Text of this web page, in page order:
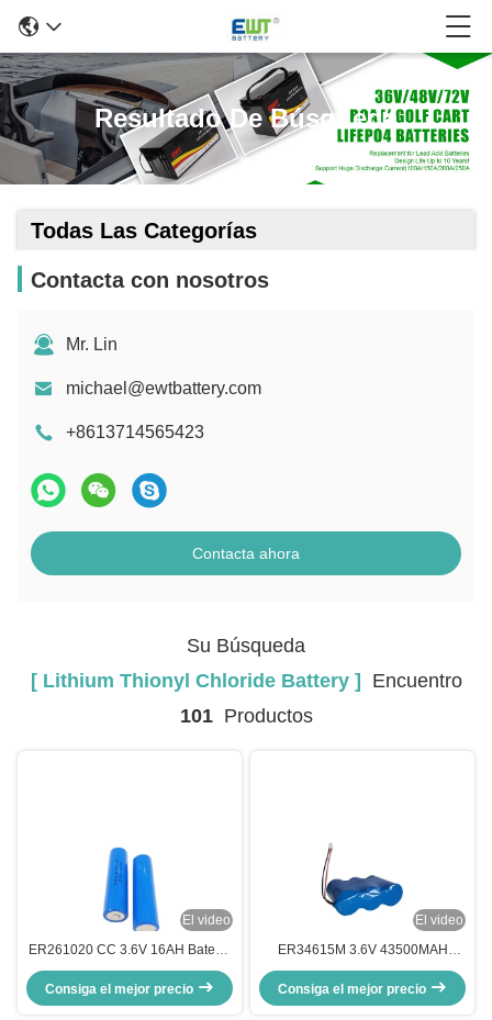
Resultado De Búsqueda
Todas Las Categorías
Contacta con nosotros
Mr. Lin
michael@ewtbattery.com
+8613714565423
Contacta ahora
Su Búsqueda
[ Lithium Thionyl Chloride Battery ]
Encuentro
101Productos
El video
ER261020 CC 3.6V 16AH Batería
de cloruro de tionyl de litio de
envío personalizado proporciona
energía duradera con alta
Consiga el mejor precio
El video
ER34615M 3.6V 43500MAH
Batería de cloruro de tionilo de
litio con carcasa de plástico que
proporciona energía duradera y
Consiga el mejor precio